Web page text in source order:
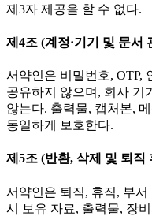
제3자 제공을 할 수 없다.
제4조 (계정·기기 및 문서
서약인은 비밀번호, OTP,
공유하지 않으며, 회사 기
않는다. 출력물, 캡처본,
동일하게 보호한다.
제5조 (반환, 삭제 및 퇴직
서약인은 퇴직, 휴직, 부
시 보유 자료, 출력물, 장